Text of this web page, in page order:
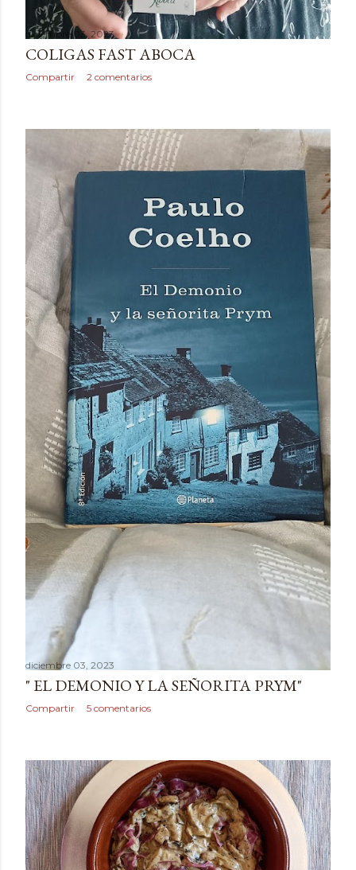
diciembre 03, 2023
COLIGAS FAST ABOCA
Compartir 2 comentarios
diciembre 03, 2023
" EL DEMONIO Y LA SEÑORITA PRYM"
Compartir 5 comentarios